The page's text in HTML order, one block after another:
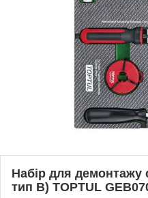
Набір для демонтажу
тип B) TOPTUL